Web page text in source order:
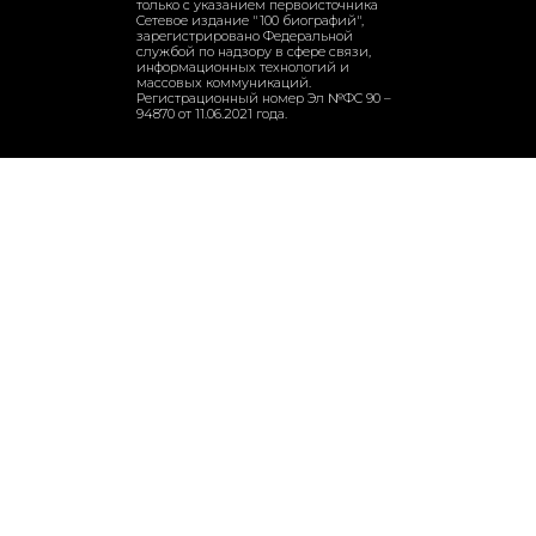
только с указанием первоисточника
Сетевое издание "100 биографий",
зарегистрировано Федеральной
службой по надзору в сфере связи,
информационных технологий и
массовых коммуникаций.
Регистрационный номер Эл №ФС 90 –
94870 от 11.06.2021 года.